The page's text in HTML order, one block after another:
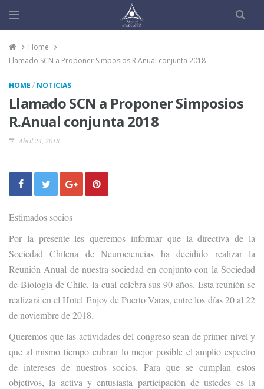
Home
Llamado SCN a Proponer Simposios R.Anual conjunta 2018
HOME / NOTICIAS
Llamado SCN a Proponer Simposios
R.Anual conjunta 2018
Abril 24, 2018
Estimados socios
Por la presente les queremos informar que la directiva de la
Sociedad Chilena de Neurociencias ha decidido realizar la
Reunión Anual de nuestra sociedad en conjunto con la Sociedad
de Biología de Chile, la cual celebra sus 90 años. Esta reunión se
realizará en el Hotel Enjoy de Puerto Varas, entre los días 20 al 22
de noviembre de 2018.
Queremos que las actividades del congreso sean de primer nivel y
que al mismo tiempo cubran lo mejor posible el amplio espectro
de intereses de nuestros socios. Para que se cumplan estos
objetivos, la activa y entusiasta participación de ustedes es la